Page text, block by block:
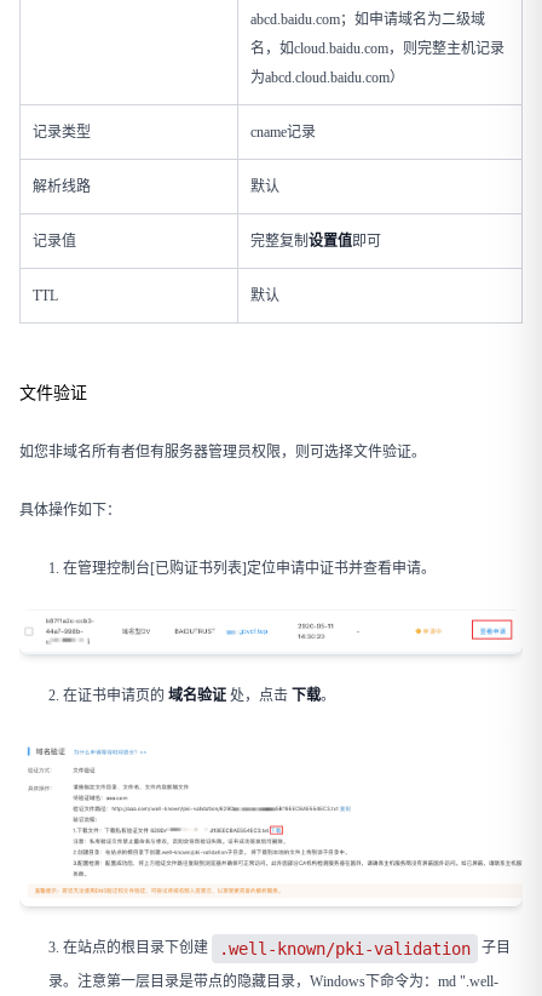
abcd.baidu.com；如申请域名为二级域
名，如cloud.baidu.com，则完整主机记录
为abcd.cloud.baidu.com）
记录类型 cname记录
解析线路 默认
记录值 完整复制 设置值即可
TTL 默认
文件验证
如您非域名所有者但有服务器管理员权限，则可选择文件验证。
具体操作如下：
在管理控制台[已购证书列表]定位申请中证书并查看申请。
在证书申请页的 域名验证 处，点击 ​ 下载​。
在站点的根目录下创建 .well-known/pki-validation
子目
录。注意第一层目录是带点的隐藏目录，Windows下命令为：md ".well-